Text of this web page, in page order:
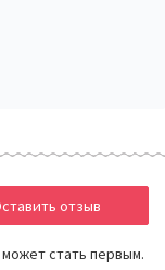
стать первым.
отзыв